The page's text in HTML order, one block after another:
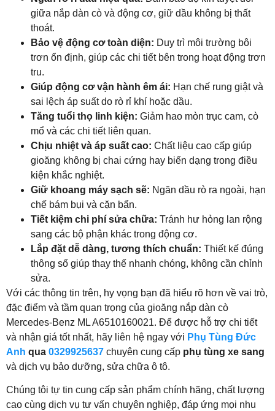
giữa nắp dàn cò và động cơ, giữ dầu không bị thất
thoát.
Bảo vệ động cơ toàn diện: Duy trì môi trường bôi
trơn ổn định, giúp các chi tiết bên trong hoạt động trơn
tru.
Giúp động cơ vận hành êm ái: Hạn chế rung giật và
sai lệch áp suất do rò rỉ khí hoặc dầu.
Tăng tuổi thọ linh kiện: Giảm hao mòn trục cam, cò
mổ và các chi tiết liên quan.
Chịu nhiệt và áp suất cao: Chất liệu cao cấp giúp
gioăng không bị chai cứng hay biến dạng trong điều
kiện khắc nghiệt.
Giữ khoang máy sạch sẽ: Ngăn dầu rò ra ngoài, hạn
chế bám bụi và cặn bẩn.
Tiết kiệm chi phí sửa chữa: Tránh hư hỏng lan rộng
sang các bộ phận khác trong động cơ.
Lắp đặt dễ dàng, tương thích chuẩn: Thiết kế đúng
thông số giúp thay thế nhanh chóng, không cần chỉnh
sửa.
Với các thông tin trên, hy vọng bạn đã hiểu rõ hơn về vai trò,
đặc điểm và tầm quan trọng của gioăng nắp dàn cò
Mercedes-Benz ML A6510160021. Để được hỗ trợ chi tiết
và nhận giá tốt nhất, hãy liên hệ ngay với Phụ Tùng Đức
Anh qua 0329925637 chuyên cung cấp phụ tùng xe sang
và dịch vụ bảo dưỡng, sửa chữa ô tô.
Chúng tôi tự tin cung cấp sản phẩm chính hãng, chất lượng
cao cùng dịch vụ tư vấn chuyên nghiệp, đáp ứng mọi nhu